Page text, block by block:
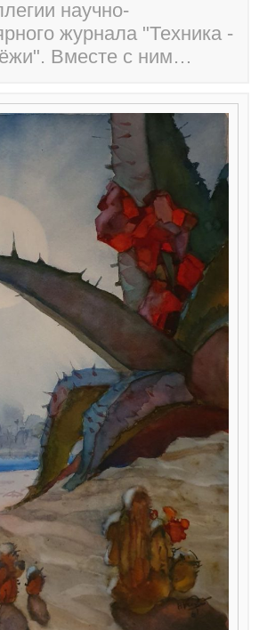
научно-
журнала "Техника -
Вместе с ним…